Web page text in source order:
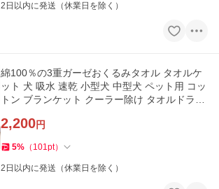
2日以内に発送（休業日を除く）
綿100％の3重ガーゼおくるみタオル タオルケ
ット 犬 吸水 速乾 小型犬 中型犬 ペット用 コッ
トン ブランケット クーラー除け タオルドライ
2,200円
5% （ 101pt）
2日以内に発送（休業日を除く）